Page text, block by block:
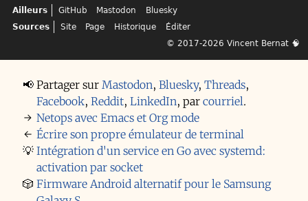
Ailleurs GitHub Mastodon
Bluesky
Sources
Site Page Historique
Éditer
© 2017-2026 Vincent Bernat 🧠
📢 Partager sur Mastodon, Bluesky, Threads,
Facebook, Reddit, LinkedIn, par courriel.
→ Netops avec Emacs et Org mode
← Écrire son propre émulateur de terminal
💡 Intégration d'un service en Go avec systemd:
activation par socket
🎲 Firmware Android alternatif pour le Samsung